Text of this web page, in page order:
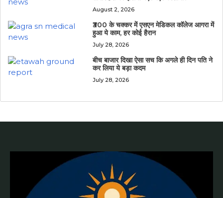
August 2, 2026
₹300 के चक्कर में एसएन मेडिकल कॉलेज आगरा में
हुआ ये काम, हर कोई हैरान
July 28, 2026
बीच बाजार दिखा ऐसा सच कि अगले ही दिन पति ने
कर लिया ये बड़ा कदम
July 28, 2026